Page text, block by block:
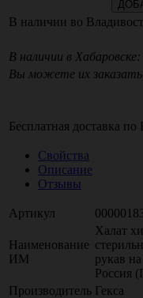
В наличии во
В наличии в Хабаровске:
Вы можете их
Бесплатная доставка по
Свойства
Описание
Отзывы
Артикул
Наименование
ИМ
Халат
рукав
Россия
Производитель Гекса